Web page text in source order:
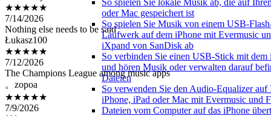
So spielen Sie lokale Musik ab, die auf
oder Mac gespeichert ist
So spielen Sie Musik von einem USB-
Laufwerk auf dem iPhone mit Evermusic
iXpand von SanDisk ab
So verbinden Sie einen USB-Stick mit dem
und hören Musik oder verwalten darauf
Dateien
So verwenden Sie den Audio-Equalizer auf
iPhone, iPad oder Mac mit Evermusic und
Dateien vom Computer auf das iPhone
7/14/2026
Nothing else needs to be said
Łukasz100
★★★★★
7/12/2026
The Champions League among music apps
。zopoa
★★★★★
7/9/2026
111